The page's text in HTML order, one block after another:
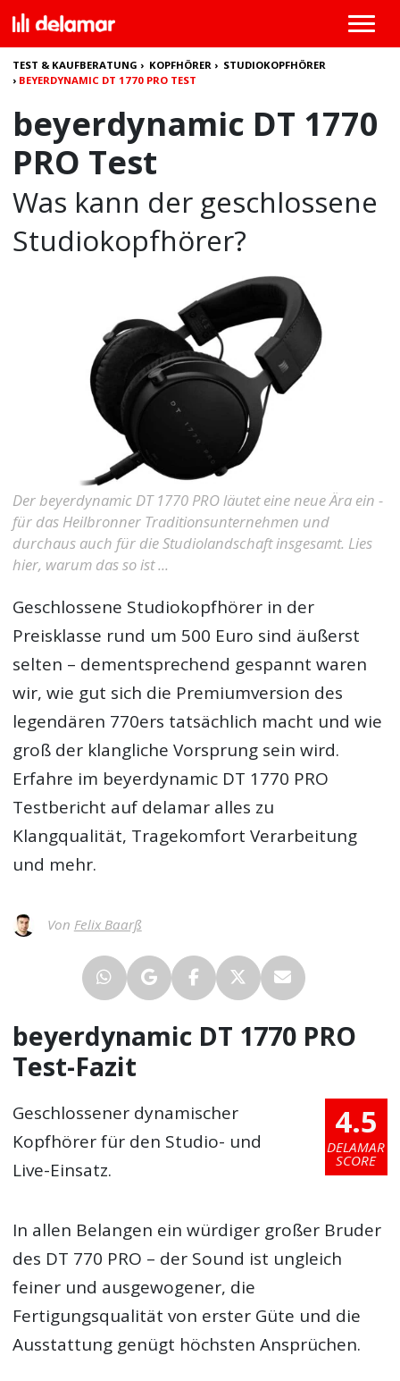
TEST & KAUFBERATUNG › KOPFHÖRER › STUDIOKOPFHÖRER
› BEYERDYNAMIC DT 1770 PRO TEST
beyerdynamic DT 1770
PRO Test
Was kann der geschlossene
Studiokopfhörer?
Der beyerdynamic DT 1770 PRO läutet eine neue Ära ein -
für das Heilbronner Traditionsunternehmen und
durchaus auch für die Studiolandschaft insgesamt. Lies
hier, warum das so ist ...
Geschlossene Studiokopfhörer in der
Preisklasse rund um 500 Euro sind äußerst
selten – dementsprechend gespannt waren
wir, wie gut sich die Premiumversion des
legendären 770ers tatsächlich macht und wie
groß der klangliche Vorsprung sein wird.
Erfahre im beyerdynamic DT 1770 PRO
Testbericht auf delamar alles zu
Klangqualität, Tragekomfort Verarbeitung
und mehr.
Von Felix Baarß
beyerdynamic DT 1770 PRO
Test-Fazit
4.5
DELAMAR
SCORE
Geschlossener dynamischer
Kopfhörer für den Studio- und
Live-Einsatz.
In allen Belangen ein würdiger großer Bruder
des DT 770 PRO – der Sound ist ungleich
feiner und ausgewogener, die
Fertigungsqualität von erster Güte und die
Ausstattung genügt höchsten Ansprüchen.